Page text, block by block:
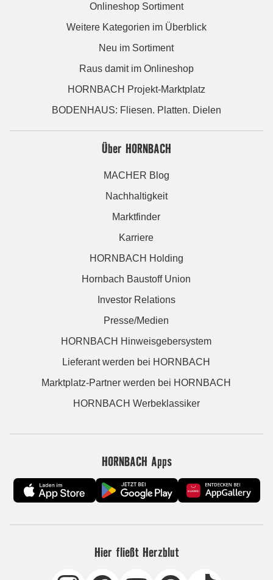
Onlineshop Sortiment
Weitere Kategorien im Überblick
Neu im Sortiment
Raus damit im Onlineshop
HORNBACH Projekt-Marktplatz
BODENHAUS: Fliesen. Platten. Dielen
Über HORNBACH
MACHER Blog
Nachhaltigkeit
Marktfinder
Karriere
HORNBACH Holding
Hornbach Baustoff Union
Investor Relations
Presse/Medien
HORNBACH Hinweisgebersystem
Lieferant werden bei HORNBACH
Marktplatz-Partner werden bei HORNBACH
HORNBACH Werbeklassiker
HORNBACH Apps
Hier fließt Herzblut